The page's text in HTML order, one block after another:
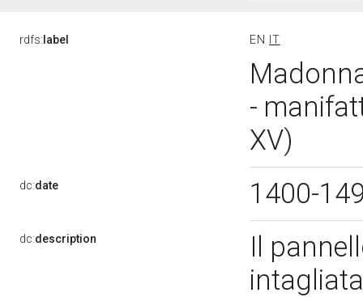
rdfs: label EN IT
-
XV)
dc:date 1400-
dc:description
Il